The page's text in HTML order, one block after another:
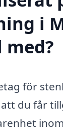
i
för
du får